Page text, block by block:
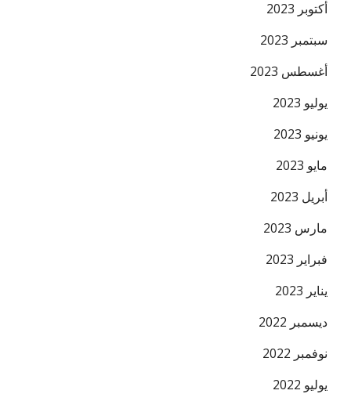
أكتوبر 2023
سبتمبر 2023
أغسطس 2023
يوليو 2023
يونيو 2023
مايو 2023
أبريل 2023
مارس 2023
فبراير 2023
يناير 2023
ديسمبر 2022
نوفمبر 2022
يوليو 2022